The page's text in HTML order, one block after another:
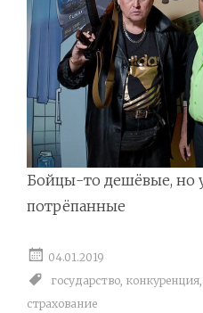
Бойцы-то дешёвые, но
потрёпанные
04.01.2019
государство, конкуренция,
страхование